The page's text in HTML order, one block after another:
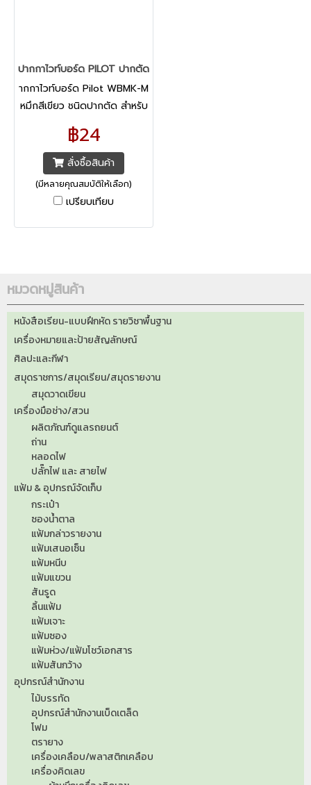
ปากกาไวท์บอร์ด PILOT ปากตัด สีเขียว
ากกาไวท์บอร์ด Pilot WBMK-M
หมึกสีเขียว ชนิดปากตัด สำหรับ
เขียนบนกระดานไวท์บอร์ด
พลาสติก หรือแก้ว ลบออกง่าย
โดยไม่ทิ้งคราบ หมึกไม่มีกลิ่นฉุน
ปลอดสารพิษ ไม่เป็นอันตราย
ต่อสุขภาพ หัวปากกามีความแข็ง
ที่ไหลลื่นและเส้นหมึกคมชัดยิ่ง
หมึกได้ง่ายเมื่อหมึกหมด
฿24
สั่งซื้อสินค้า
(มีหลายคุณสมบัติให้เลือก)
เปรียบเทียบ
หมวดหมู่สินค้า
หนังสือเรียน-แบบฝึกหัด รายวิชาพื้นฐาน
เครื่องหมายและป้ายสัญลักษณ์
ศิลปะและกีฬา
สมุดราชการ/สมุดเรียน/สมุดรายงาน
สมุดวาดเขียน
เครื่องมือช่าง/สวน
ผลิตภัณฑ์ดูแลรถยนต์
ถ่าน
หลอดไฟ
ปลั๊กไฟ และ สายไฟ
แฟ้ม & อุปกรณ์จัดเก็บ
กระเป๋า
ซองน้ำตาล
แฟ้มกล่าวรายงาน
แฟ้มเสนอเซ็น
แฟ้มหนีบ
แฟ้มแขวน
สันรูด
ลิ้นแฟ้ม
แฟ้มเจาะ
แฟ้มซอง
แฟ้มห่วง/แฟ้มโชว์เอกสาร
แฟ้มสันกว้าง
อุปกรณ์สำนักงาน
ไม้บรรทัด
อุปกรณ์สำนักงานเบ็ดเตล็ด
โฟม
ตรายาง
เครื่องเคลือบ/พลาสติกเคลือบ
เครื่องคิดเลข